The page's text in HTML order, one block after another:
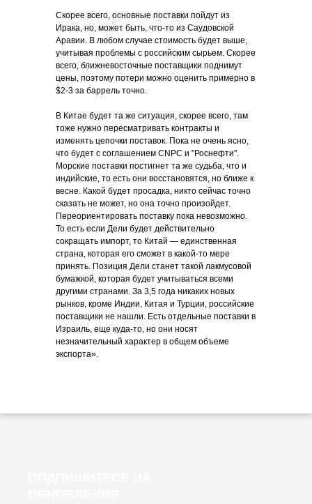
Скорее всего, основные поставки пойдут из
Ирака, но, может быть, что-то из Саудовской
Аравии. В любом случае стоимость будет выше,
учитывая проблемы с российским сырьем. Скорее
всего, ближневосточные поставщики поднимут
цены, поэтому потери можно оценить примерно в
$2-3 за баррель точно.
В Китае будет та же ситуация, скорее всего, там
тоже нужно пересматривать контракты и
изменять цепочки поставок. Пока не очень ясно,
что будет с соглашением CNPC и "Роснефти".
Морские поставки постигнет та же судьба, что и
индийские, то есть они восстановятся, но ближе к
весне. Какой будет просадка, никто сейчас точно
сказать не может, но она точно произойдет.
Переориентировать поставку пока невозможно.
То есть если Дели будет действительно
сокращать импорт, то Китай — единственная
страна, которая его сможет в какой-то мере
принять. Позиция Дели станет такой лакмусовой
бумажкой, которая будет учитываться всеми
другими странами. За 3,5 года никаких новых
рынков, кроме Индии, Китая и Турции, российские
поставщики не нашли. Есть отдельные поставки в
Израиль, еще куда-то, но они носят
незначительный характер в общем объеме
экспорта».